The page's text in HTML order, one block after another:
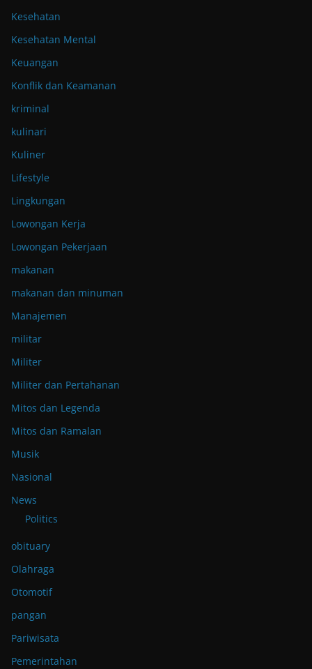
Kesehatan
Kesehatan Mental
Keuangan
Konflik dan Keamanan
kriminal
kulinari
Kuliner
Lifestyle
Lingkungan
Lowongan Kerja
Lowongan Pekerjaan
makanan
makanan dan minuman
Manajemen
militar
Militer
Militer dan Pertahanan
Mitos dan Legenda
Mitos dan Ramalan
Musik
Nasional
News
Politics
obituary
Olahraga
Otomotif
pangan
Pariwisata
Pemerintahan